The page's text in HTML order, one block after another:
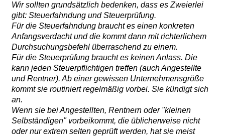
Wir sollten grundsätzlich bedenken, dass es Zweierlei
gibt: Steuerfahndung und Steuerprüfung.
Für die Steuerfahndung braucht es einen konkreten
Anfangsverdacht und die kommt dann mit richterlichem
Durchsuchungsbefehl überraschend zu einem.
Für die Steuerprüfung braucht es keinen Anlass. Die
kann jeden Steuerpflichtigen treffen (auch Angestellte
und Rentner). Ab einer gewissen Unternehmensgröße
kommt sie routiniert regelmäßig vorbei. Sie kündigt sich
an.
Wenn sie bei Angestellten, Rentnern oder "kleinen
Selbständigen" vorbeikommt, die üblicherweise nicht
oder nur extrem selten geprüft werden, hat sie meist